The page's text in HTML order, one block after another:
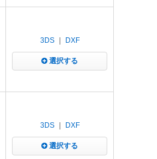
3DS｜ DXF
選択する
3DS｜ DXF
選択する